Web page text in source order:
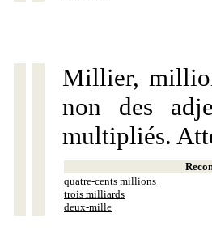
Millier,
non des
multipliés.
quatre-cents millions
trois milliards
deux-mille